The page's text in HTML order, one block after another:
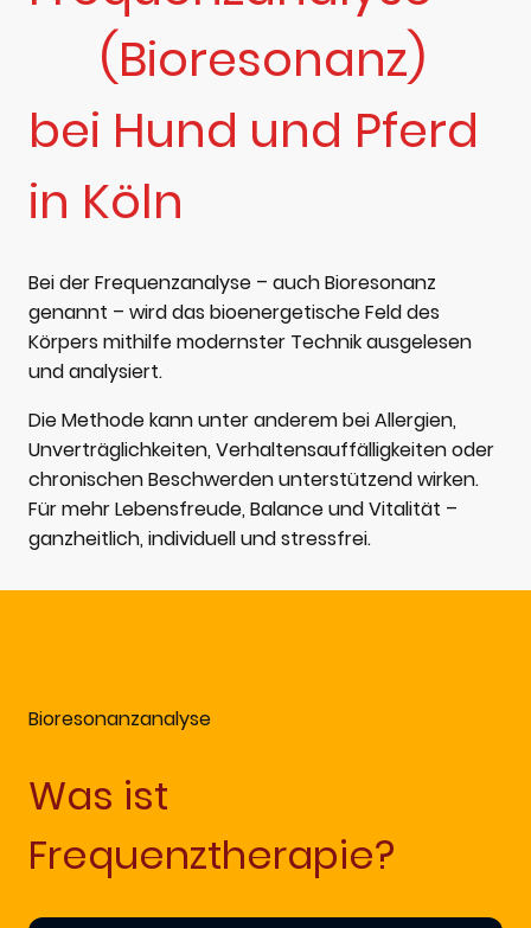
(Bioresonanz)
bei Hund und Pferd
in Köln
Bei der Frequenzanalyse – auch Bioresonanz
genannt – wird das bioenergetische Feld des
Körpers mithilfe modernster Technik ausgelesen
und analysiert.
Die Methode kann unter anderem bei Allergien,
Unverträglichkeiten, Verhaltensauffälligkeiten oder
chronischen Beschwerden unterstützend wirken.
Für mehr Lebensfreude, Balance und Vitalität –
ganzheitlich, individuell und stressfrei.
Bioresonanzanalyse
Was ist
Frequenztherapie?